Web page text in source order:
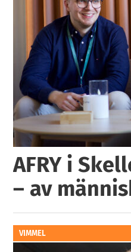
AFRY i
– av
VIMMEL